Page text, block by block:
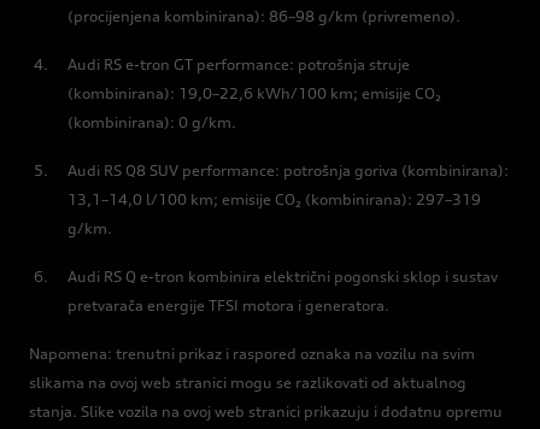
(procijenjena kombinirana): 86–98 g/km (privremeno).
Audi RS e-tron GT performance: potrošnja struje
(kombinirana): 19,0–22,6 kWh/100 km; emisije CO₂
(kombinirana): 0 g/km.
Audi RS Q8 SUV performance: potrošnja goriva (kombinirana):
13,1–14,0 l/100 km; emisije CO₂ (kombinirana): 297–319
g/km.
Audi RS Q e-tron kombinira električni pogonski sklop i sustav
pretvarača energije TFSI motora i generatora.
Napomena: trenutni prikaz i raspored oznaka na vozilu na svim
slikama na ovoj web stranici mogu se razlikovati od aktualnog
stanja. Slike vozila na ovoj web stranici prikazuju i dodatnu opremu